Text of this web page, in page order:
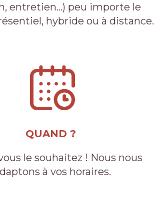
entretien…) peu importe le
hybride ou à distance.
QUAND ?
le souhaitez ! Nous nous
à vos horaires.